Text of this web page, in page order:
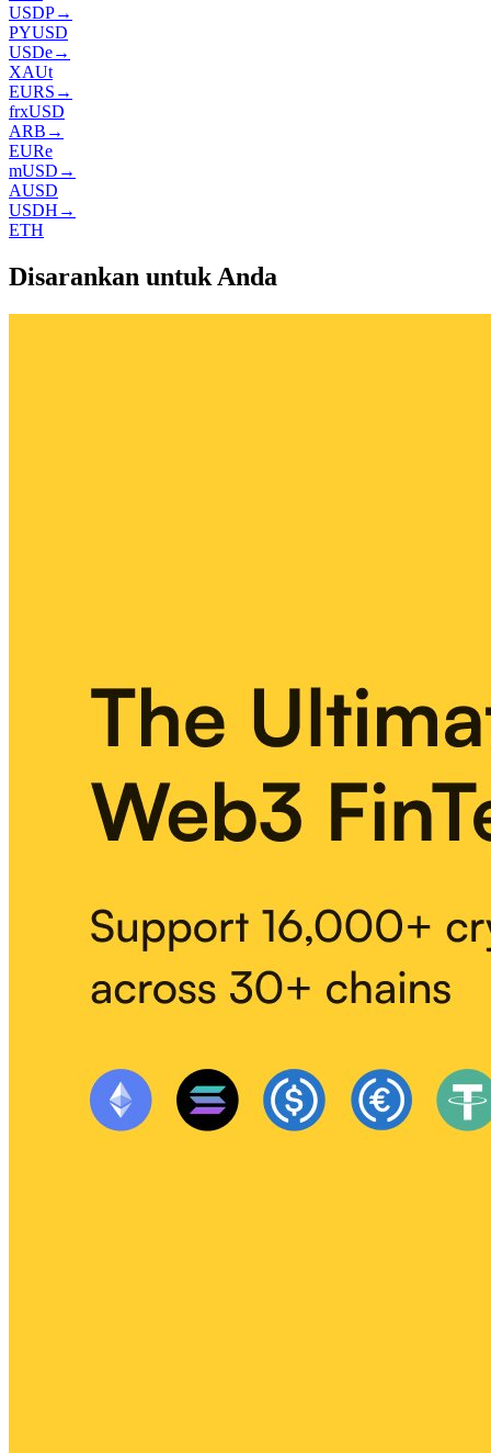
USDP→
PYUSD
USDe→
XAUt
EURS →
frxUSD
ARB →
EURe
mUSD →
AUSD
USDH →
ETH
Disarankan untuk Anda